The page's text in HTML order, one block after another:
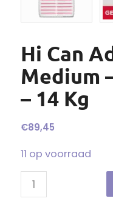
Hi Can
Medium
– 14 Kg
€89,45
11 op voorraad